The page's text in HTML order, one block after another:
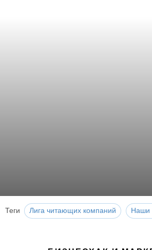
Теги Лига читающих компаний Наши